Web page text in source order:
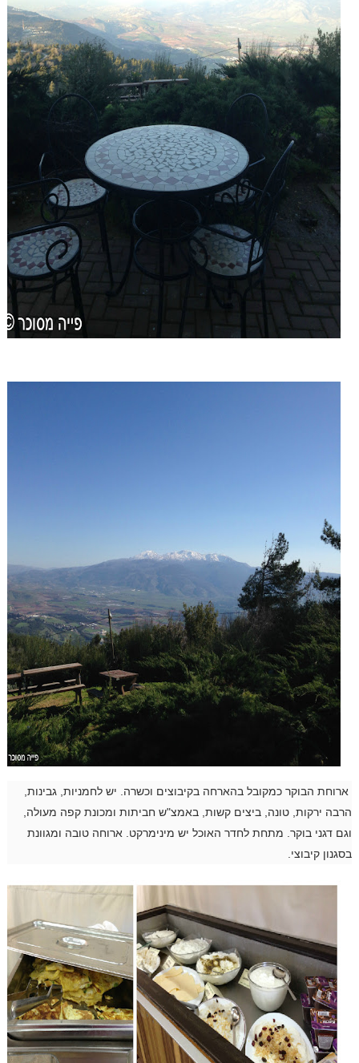
ארוחת הבוקר כמקובל בהארחה בקיבוצים וכשרה. יש לחמניות, גבינות,
הרבה ירקות, טונה, ביצים קשות, באמצ"ש חביתות ומכונת קפה מעולה,
וגם דגני בוקר. מתחת לחדר האוכל יש מינימרקט. ארוחה טובה ומגוונת
בסגנון קיבוצי.